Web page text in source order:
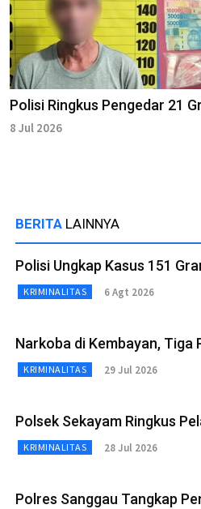
Polisi Ringkus Pengedar 21
8 Jul 2026
BERITA LAINNYA
Polisi Ungkap Kasus 151
KRIMINALITAS 6 Agt 2026
Narkoba di Kembayan, Tiga
KRIMINALITAS 29 Jul 2026
Polsek Sekayam Ringkus
KRIMINALITAS 28 Jul 2026
Polres Sanggau Tangkap